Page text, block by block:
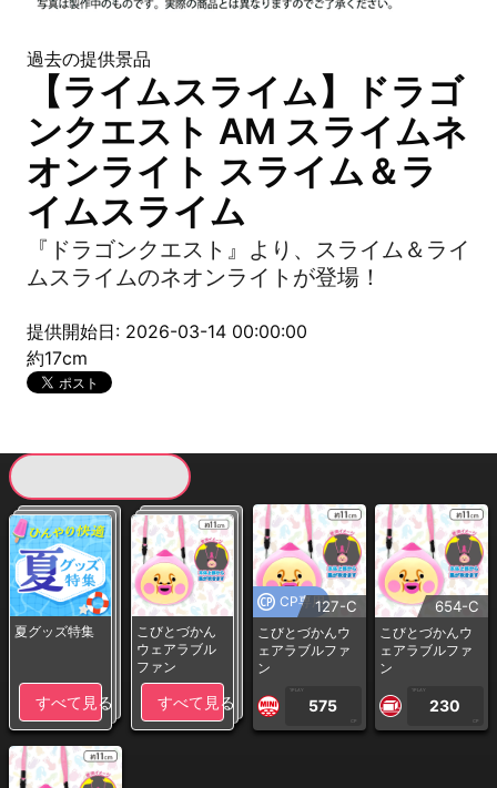
過去の提供景品
【ライムスライム】ドラゴ
ンクエスト AM スライムネ
オンライト スライム＆ラ
イムスライム
『ドラゴンクエスト』より、スライム＆ライ
ムスライムのネオンライトが登場！
提供開始日: 2026-03-14 00:00:00
約17cm
夏グッズ特集
すべて見る
こびとづかん
ウェアラブル
ファン
すべて見る
CP専用127-C
こびとづかんウ
ェアラブルファ
ン
1PLAY
575
CP
654-C
こびとづかんウ
ェアラブルファ
ン
1PLAY
230
CP